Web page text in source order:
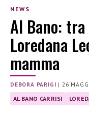
NEWS
Al Bano:
Loredana
mamma
DEBORA PARIGI | 26
AL BANO CARRISI